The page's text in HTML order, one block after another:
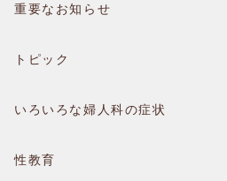
重要なお知らせ
トピック
いろいろな婦人科の症状
性教育